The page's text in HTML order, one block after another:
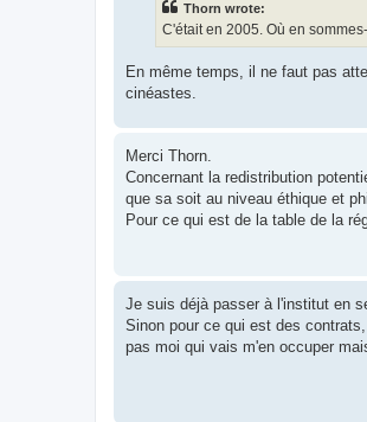
Thorn wrote:
C'était en 2005. Où en
En même temps, il ne faut pas
cinéastes.
Merci Thorn.
Concernant la redistribution
que sa soit au niveau éthique et
Pour ce qui est de la table de la
Je suis déjà passer à l'institut en
Sinon pour ce qui est des
pas moi qui vais m'en occuper